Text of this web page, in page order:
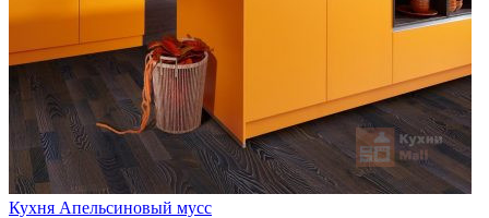
Кухня Апельсиновый мусс